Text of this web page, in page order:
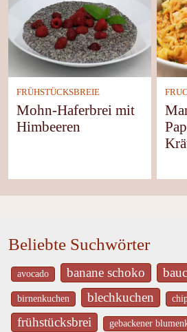
FRÜHSTÜCKSBREIE
Mohn-Haferbrei mit
Himbeeren
Beliebte Suchwörter
avocado banane schoko
birnenkuchen blechkuchen
frühstücksbrei gebackener